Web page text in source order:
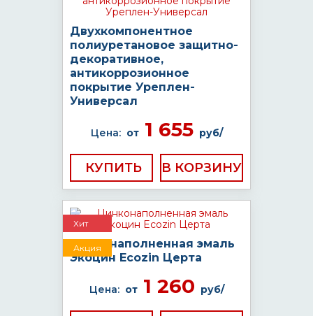
Двухкомпонентное
полиуретановое защитно-
декоративное,
антикоррозионное
покрытие Уреплен-
Универсал
Цена: от1 655 руб/
КУПИТЬ
Хит
Акция
Цинконаполненная эмаль
Экоцин Ecozin Церта
Цена: от1 260 руб/